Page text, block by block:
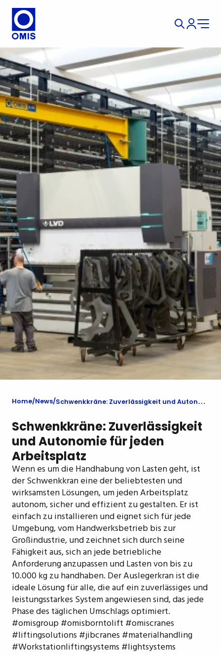
Home News Schwenkkräne: Zuverlässigkeit und Autonomie für jeden Arbeitsplatz
Schwenkkräne: Zuverlässigkeit
und Autonomie für jeden
Arbeitsplatz
Wenn es um die Handhabung von Lasten geht, ist
der Schwenkkran eine der beliebtesten und
wirksamsten Lösungen, um jeden Arbeitsplatz
autonom, sicher und effizient zu gestalten. Er ist
einfach zu installieren und eignet sich für jede
Umgebung, vom Handwerksbetrieb bis zur
Großindustrie, und zeichnet sich durch seine
Fähigkeit aus, sich an jede betriebliche
Anforderung anzupassen und Lasten von bis zu
10.000 kg zu handhaben. Der Auslegerkran ist die
ideale Lösung für alle, die auf ein zuverlässiges und
leistungsstarkes System angewiesen sind, das jede
Phase des täglichen Umschlags optimiert.
#omisgroup #omisborntolift #omiscranes
#liftingsolutions #jibcranes #materialhandling
#Workstationliftingsystems #lightsystems